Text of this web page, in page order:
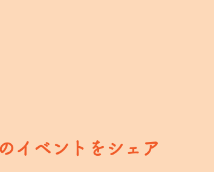
イベントをシェア